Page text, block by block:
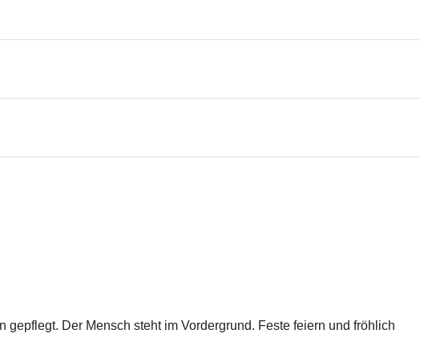
Der Mensch steht im Vordergrund. Feste feiern und fröhlich